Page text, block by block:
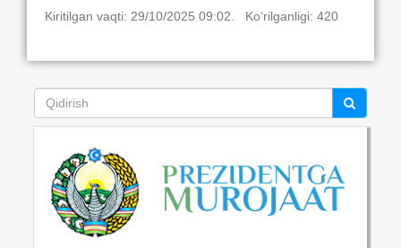
Kiritilgan vaqti: 29/10/2025 09:02. Ko‘rilganligi: 420